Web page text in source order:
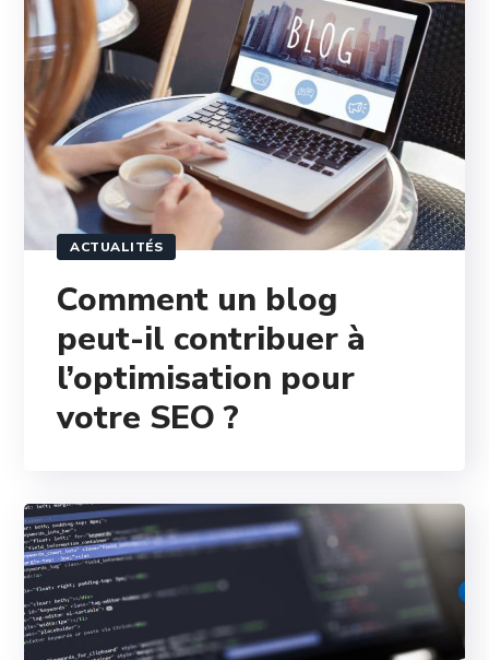
ACTUALITÉS
Comment un blog
peut-il contribuer à
l’optimisation pour
votre SEO ?